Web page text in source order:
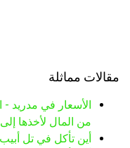
مقالات مماثلة
الأسعار في مدريد -
من المال لأخذها
أين تأكل في تل